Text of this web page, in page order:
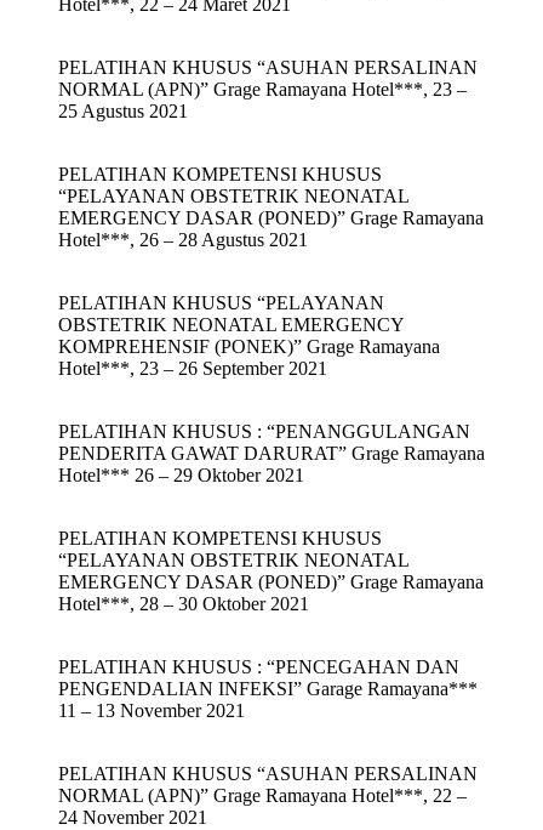
Hotel***, 22 – 24 Maret 2021
PELATIHAN KHUSUS “ASUHAN PERSALINAN
NORMAL (APN)” Grage Ramayana Hotel***, 23 –
25 Agustus 2021
PELATIHAN KOMPETENSI KHUSUS
“PELAYANAN OBSTETRIK NEONATAL
EMERGENCY DASAR (PONED)” Grage Ramayana
Hotel***, 26 – 28 Agustus 2021
PELATIHAN KHUSUS “PELAYANAN
OBSTETRIK NEONATAL EMERGENCY
KOMPREHENSIF (PONEK)” Grage Ramayana
Hotel***, 23 – 26 September 2021
PELATIHAN KHUSUS : “PENANGGULANGAN
PENDERITA GAWAT DARURAT” Grage Ramayana
Hotel*** 26 – 29 Oktober 2021
PELATIHAN KOMPETENSI KHUSUS
“PELAYANAN OBSTETRIK NEONATAL
EMERGENCY DASAR (PONED)” Grage Ramayana
Hotel***, 28 – 30 Oktober 2021
PELATIHAN KHUSUS : “PENCEGAHAN DAN
PENGENDALIAN INFEKSI” Garage Ramayana***
11 – 13 November 2021
PELATIHAN KHUSUS “ASUHAN PERSALINAN
NORMAL (APN)” Grage Ramayana Hotel***, 22 –
24 November 2021